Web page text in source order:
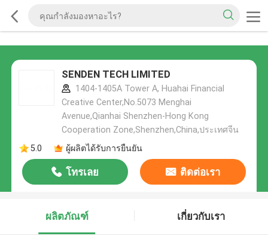
SENDEN TECH LIMITED
1404-1405A Tower A, Huahai Financial
Creative Center,No.5073 Menghai
Avenue,Qianhai Shenzhen-Hong Kong
Cooperation Zone,Shenzhen,China,ประเทศจีน
5.0
ผู้ผลิตได้รับการยืนยัน
โทรเลย ติดต่อเรา
ผลิตภัณฑ์ เกี่ยวกับเรา